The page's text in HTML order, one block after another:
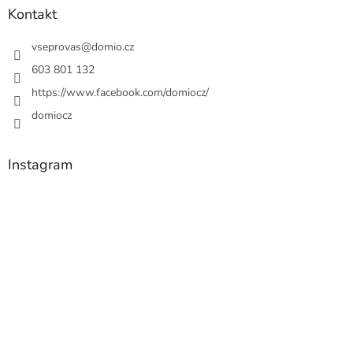
Kontakt
vseprovas@domio.cz
603 801 132
https://www.facebook.com/domiocz/
domiocz
Instagram